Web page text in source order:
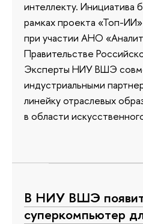
интеллекту. Инициатива
рамках проекта «Топ-
при участии АНО
Правительстве
Эксперты НИУ ВШЭ
индустриальными
линейку отраслевых
в области
В НИУ ВШЭ
суперкомпьютер